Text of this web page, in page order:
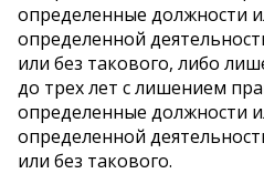
определенные должности
определенной
или без такового, либо
до трех лет с лишением
определенные должности
определенной
или без такового.